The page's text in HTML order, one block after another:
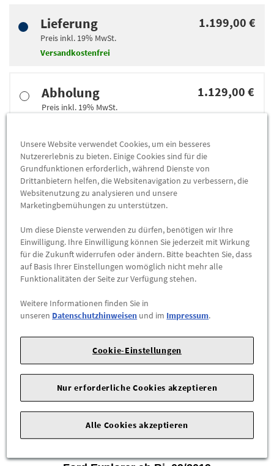
Lieferung
Preis inkl. 19% MwSt.
Versandkostenfrei
1.199,00 €
Abholung
Preis inkl. 19% MwSt.
1.129,00 €
-
Max. Bestellmenge:1
ZUM WARENKORB HINZUFÜGEN
C C 73 db (B)
EU-REIFENLABEL
Herstellerangaben:FORD-Werke GmbH |Henry-Ford-Straße
50735 Köln |Tel: 022199992999 |E-Mail:
|Webseite:https://www.ford.de
Alu-Winterkompletträder erwerben - und dies zu
einem äußerst günstigen Preis!
Fahrzeuge:
Unsere Website verwendet Cookies, um ein besseres
Nutzererlebnis zu bieten. Einige Cookies sind für die
Grundfunktionen erforderlich, während Dienste von
Drittanbietern helfen, die Websitenavigation zu verbessern, die
Websitenutzung zu analysieren und unsere
Marketingbemühungen zu unterstützen.
Um diese Dienste verwenden zu dürfen, benötigen wir Ihre
Einwilligung. Ihre Einwilligung können Sie jederzeit mit Wirkung
für die Zukunft widerrufen oder ändern. Bitte beachten Sie, dass
auf Basis Ihrer Einstellungen womöglich nicht mehr alle
Funktionalitäten der Seite zur Verfügung stehen.
Weitere Informationen finden Sie in
unseren Datenschutzhinweisen und im Impressum.
Cookie-Einstellungen
Nur erforderliche Cookies akzeptieren
Alle Cookies akzeptieren